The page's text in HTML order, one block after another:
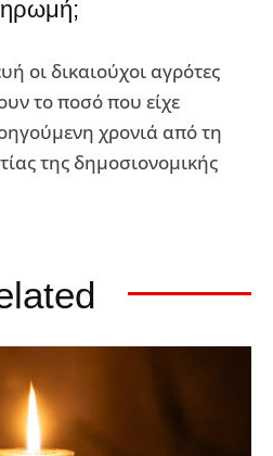
οι δικαιούχοι αγρότες
το ποσό που είχε
χρονιά από τη
της δημοσιονομικής